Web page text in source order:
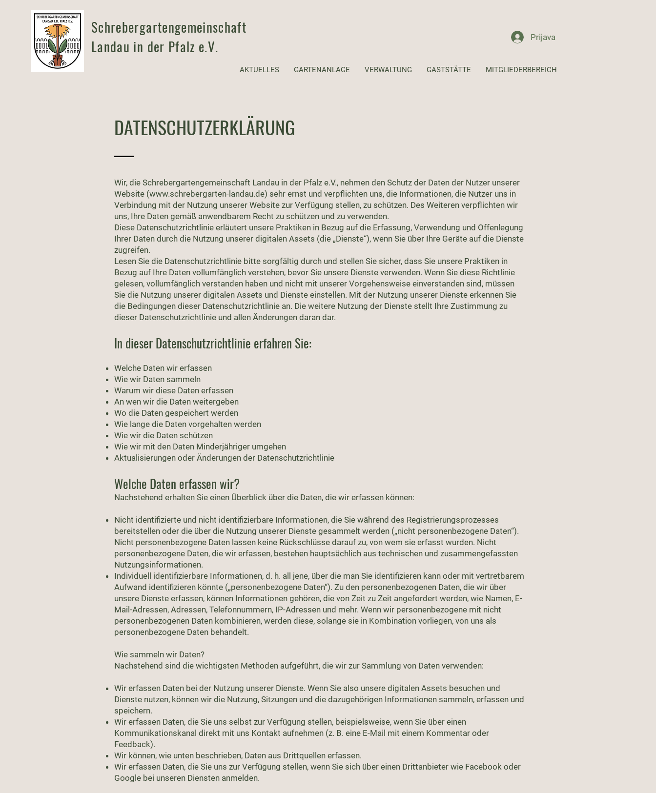
Schrebergartengemeinschaft
Landau in der Pfalz e.V.
Prijava
AKTUELLES GARTENANLAGE VERWALTUNG GASTSTÄTTE MITGLIEDERBEREICH
DATENSCHUTZERKLÄRUNG
Wir, die Schrebergartengemeinschaft Landau in der Pfalz e.V., nehmen den Schutz der Daten der Nutzer unserer
Website (www.schrebergarten-landau.de) sehr ernst und verpflichten uns, die Informationen, die Nutzer uns in
Verbindung mit der Nutzung unserer Website zur Verfügung stellen, zu schützen. Des Weiteren verpflichten wir
uns, Ihre Daten gemäß anwendbarem Recht zu schützen und zu verwenden.
Diese Datenschutzrichtlinie erläutert unsere Praktiken in Bezug auf die Erfassung, Verwendung und Offenlegung
Ihrer Daten durch die Nutzung unserer digitalen Assets (die „Dienste“), wenn Sie über Ihre Geräte auf die Dienste
zugreifen.
Lesen Sie die Datenschutzrichtlinie bitte sorgfältig durch und stellen Sie sicher, dass Sie unsere Praktiken in
Bezug auf Ihre Daten vollumfänglich verstehen, bevor Sie unsere Dienste verwenden. Wenn Sie diese Richtlinie
gelesen, vollumfänglich verstanden haben und nicht mit unserer Vorgehensweise einverstanden sind, müssen
Sie die Nutzung unserer digitalen Assets und Dienste einstellen. Mit der Nutzung unserer Dienste erkennen Sie
die Bedingungen dieser Datenschutzrichtlinie an. Die weitere Nutzung der Dienste stellt Ihre Zustimmung zu
dieser Datenschutzrichtlinie und allen Änderungen daran dar.
In dieser Datenschutzrichtlinie erfahren Sie:
Welche Daten wir erfassen
Wie wir Daten sammeln
Warum wir diese Daten erfassen
An wen wir die Daten weitergeben
Wo die Daten gespeichert werden
Wie lange die Daten vorgehalten werden
Wie wir die Daten schützen
Wie wir mit den Daten Minderjähriger umgehen
Aktualisierungen oder Änderungen der Datenschutzrichtlinie
Welche Daten erfassen wir?
Nachstehend erhalten Sie einen Überblick über die Daten, die wir erfassen können:
Nicht identifizierte und nicht identifizierbare Informationen, die Sie während des Registrierungsprozesses
bereitstellen oder die über die Nutzung unserer Dienste gesammelt werden („nicht personenbezogene Daten“).
Nicht personenbezogene Daten lassen keine Rückschlüsse darauf zu, von wem sie erfasst wurden. Nicht
personenbezogene Daten, die wir erfassen, bestehen hauptsächlich aus technischen und zusammengefassten
Nutzungsinformationen.
Individuell identifizierbare Informationen, d. h. all jene, über die man Sie identifizieren kann oder mit vertretbarem
Aufwand identifizieren könnte („personenbezogene Daten“). Zu den personenbezogenen Daten, die wir über
unsere Dienste erfassen, können Informationen gehören, die von Zeit zu Zeit angefordert werden, wie Namen, E-
Mail-Adressen, Adressen, Telefonnummern, IP-Adressen und mehr. Wenn wir personenbezogene mit nicht
personenbezogenen Daten kombinieren, werden diese, solange sie in Kombination vorliegen, von uns als
personenbezogene Daten behandelt.
Wie sammeln wir Daten?
Nachstehend sind die wichtigsten Methoden aufgeführt, die wir zur Sammlung von Daten verwenden:
Wir erfassen Daten bei der Nutzung unserer Dienste. Wenn Sie also unsere digitalen Assets besuchen und
Dienste nutzen, können wir die Nutzung, Sitzungen und die dazugehörigen Informationen sammeln, erfassen und
speichern.
Wir erfassen Daten, die Sie uns selbst zur Verfügung stellen, beispielsweise, wenn Sie über einen
Kommunikationskanal direkt mit uns Kontakt aufnehmen (z. B. eine E-Mail mit einem Kommentar oder
Feedback).
Wir können, wie unten beschrieben, Daten aus Drittquellen erfassen.
Wir erfassen Daten, die Sie uns zur Verfügung stellen, wenn Sie sich über einen Drittanbieter wie Facebook oder
Google bei unseren Diensten anmelden.